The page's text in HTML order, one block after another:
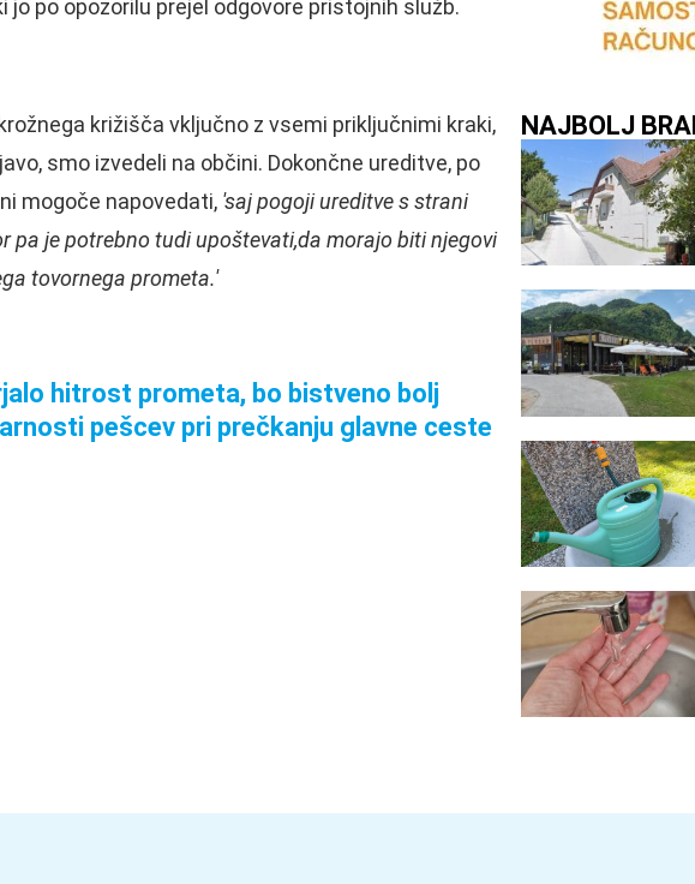
po opozorilu prejel odgovore pristojnih služb.
križišča vključno z vsemi priključnimi kraki,
smo izvedeli na občini. Dokončne ureditve, po
mogoče napovedati, 'saj pogoji ureditve s strani
pa je potrebno tudi upoštevati,da morajo biti njegovi
tovornega prometa.'
hitrost prometa, bo bistveno bolj
pešcev pri prečkanju glavne ceste
NAJBOLJ